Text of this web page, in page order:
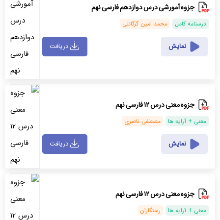
جزوه آمورشی درس دوازدهم فارسی نهم
درسنامه کامل محمد امین گرگانلی
نمایش دریافت
جزوه معنی درس ۱۲ فارسی نهم
معنی + آرایه ها مصطفی ناصری
نمایش دریافت
جزوه معنی درس ۱۲ فارسی نهم
معنی + آرایه ها رستگاران